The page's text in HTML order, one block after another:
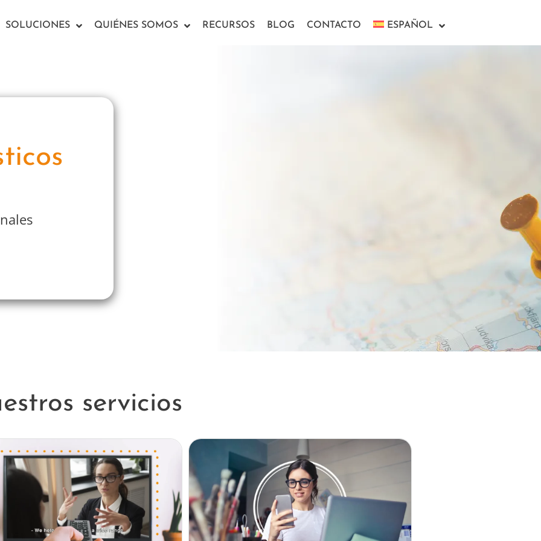
SOLUCIONES QUIÉNES SOMOS RECURSOS BLOG CONTACTO ESPAÑOL
servicios